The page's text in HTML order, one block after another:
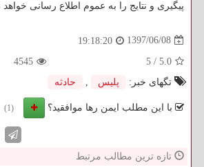
پیگیری و نتایج را به عموم اطلاع رسانی خواهد
1397/06/08
19:18:20
5.0
/
5
4545
تگهای خبر:
پلیس , حادثه
با این مطلب ایمن رها موافقید؟ (1)
تازه ترین مطالب مرتبط